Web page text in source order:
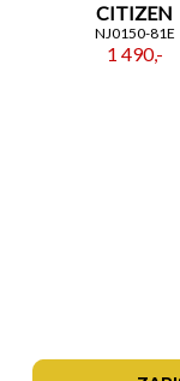
CITIZEN
NJ0150-81E
1 490,-
ROAMER